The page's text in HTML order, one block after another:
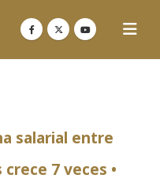
salarial entre
7 veces •